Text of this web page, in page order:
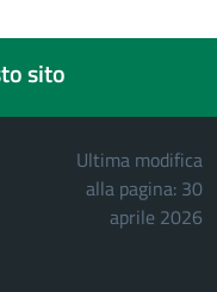
sito
Ultima modifica
alla pagina: 30
aprile 2026